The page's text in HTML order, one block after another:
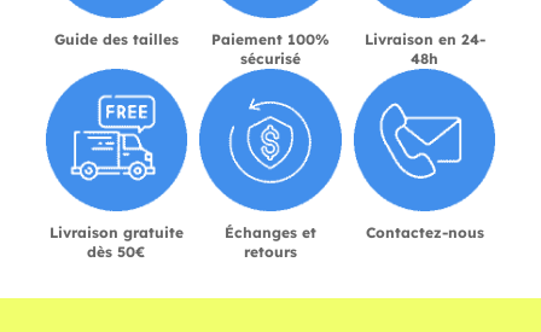
Guide des tailles
Paiement 100%
sécurisé
Livraison en 24-
48h
Livraison gratuite
dès 50€
Échanges et
retours
Contactez-nous